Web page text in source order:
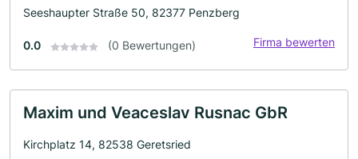
Seeshaupter Straße 50, 82377 Penzberg
0.0 (0 Bewertungen) Firma bewerten
Maxim und Veaceslav Rusnac GbR
Kirchplatz 14, 82538 Geretsried